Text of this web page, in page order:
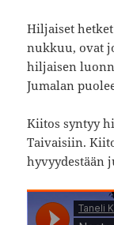
Hiljaiset
nukkuu, ovat
hiljaisen
Jumalan
Kiitos syntyy
Taivaisiin.
hyvyydestään